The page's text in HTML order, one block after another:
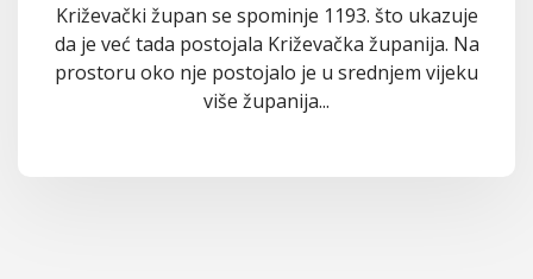
Križevački župan se spominje 1193. što ukazuje
da je već tada postojala Križevačka županija. Na
prostoru oko nje postojalo je u srednjem vijeku
više županija...